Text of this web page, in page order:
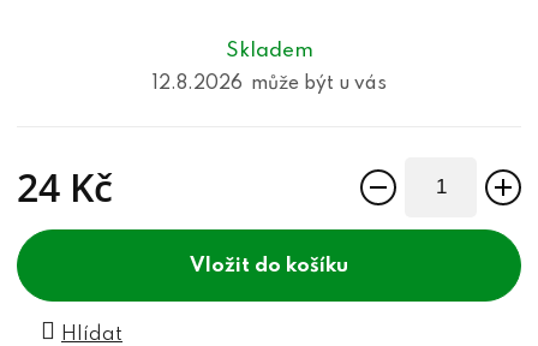
Skladem
12.8.2026
24 Kč
do košíku
Hlídat